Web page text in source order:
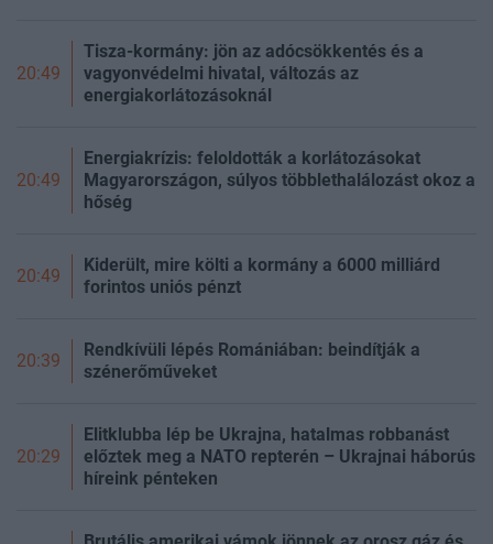
20:49
Tisza-kormány: jön az adócsökkentés és a
vagyonvédelmi hivatal, változás az
energiakorlátozásoknál
20:49
Energiakrízis: feloldották a korlátozásokat
Magyarországon, súlyos többlethalálozást okoz a
hőség
20:49
Kiderült, mire költi a kormány a 6000 milliárd
forintos uniós pénzt
20:39
Rendkívüli lépés Romániában: beindítják a
szénerőműveket
20:29
Elitklubba lép be Ukrajna, hatalmas robbanást
előztek meg a NATO repterén – Ukrajnai háborús
híreink pénteken